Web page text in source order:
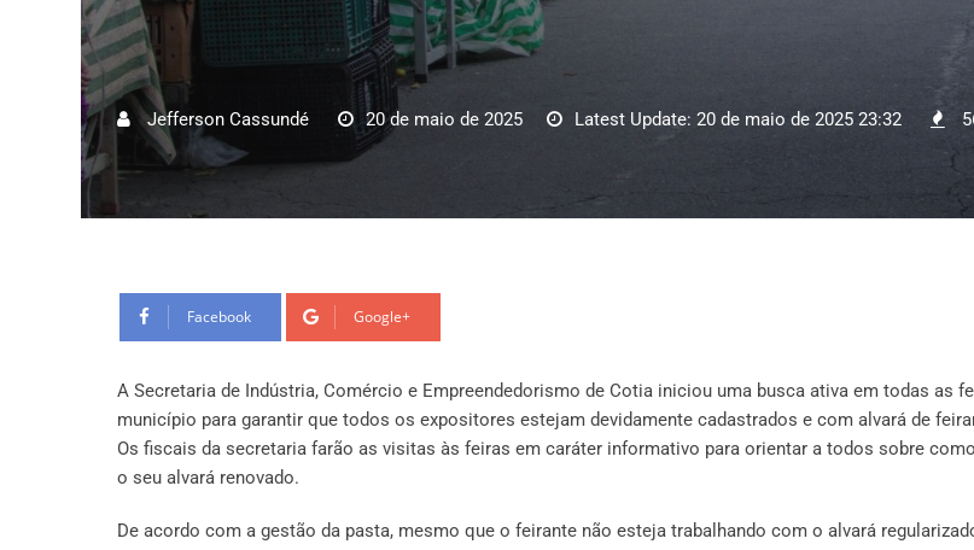
Jefferson Cassundé 20 de maio de 2025 Latest Update: 20 de maio de 2025 23:32
Facebook Google+
A Secretaria de Indústria, Comércio e Empreendedorismo de Cotia iniciou uma busca ativa em todas as
município para garantir que todos os expositores estejam devidamente cadastrados e com alvará de
Os fiscais da secretaria farão as visitas às feiras em caráter informativo para orientar a todos sobre
o seu alvará renovado.
De acordo com a gestão da pasta, mesmo que o feirante não esteja trabalhando com o alvará